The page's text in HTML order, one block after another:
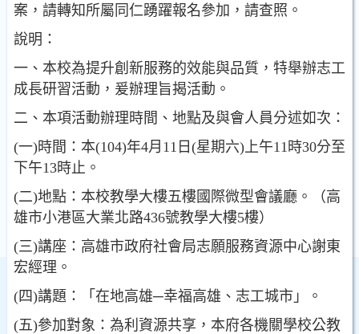
案，請轉知所屬同仁踴躍報名參加，請查照。
說明：
一、本校為提升創新服務的效能與品質，特舉辦志工
成長研習活動，爰辦理旨揭活動。
二、本項活動辦理時間、地點及與會人員分述如次：
(一)時間：本(104)年4月11日(星期六)上午11時30分至
下午13時止。
(二)地點：本校教學大樓五樓國際微型會議廳。（高
雄市小港區大業北路436號教學大樓5樓）
(三)講座：高雄市政府社會局志願服務資源中心謝東
宏經理。
(四)講題：「在地高雄─幸福高雄、志工城市」。
(五)參加對象：為利資源共享，本府各機關學校公教